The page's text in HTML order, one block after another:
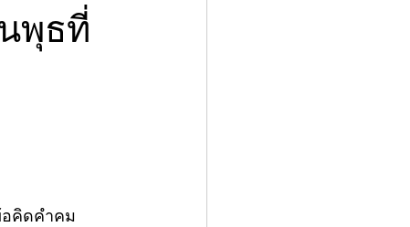
พุธที่
อคิดคำคม